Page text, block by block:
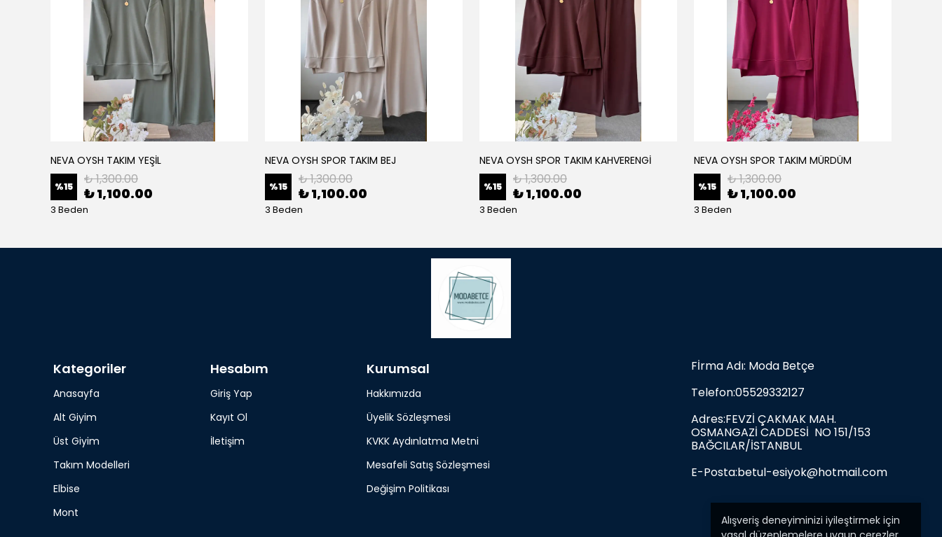
Alışveriş deneyiminizi iyileştirmek için
NEVA OYSH TAKIM YEŞİL
%15 ₺ 1,300.00
₺ 1,100.00
3 Beden
NEVA OYSH SPOR TAKIM BEJ
%15 ₺ 1,300.00
₺ 1,100.00
3 Beden
NEVA OYSH SPOR TAKIM KAHVERENGİ
%15 ₺ 1,300.00
₺ 1,100.00
3 Beden
NEVA OYSH SPOR TAKIM MÜRDÜM
%15 ₺ 1,300.00
₺ 1,100.00
3 Beden
Kategoriler
Anasayfa
Alt Giyim
Üst Giyim
Takım Modelleri
Elbise
Mont
Hesabım
Giriş Yap
Kayıt Ol
İletişim
Kurumsal
Hakkımızda
Üyelik Sözleşmesi
KVKK Aydınlatma Metni
Mesafeli Satış Sözleşmesi
Değişim Politikası
Fİrma Adı: Moda Betçe
Telefon:05529332127
Adres:FEVZİ ÇAKMAK MAH.
OSMANGAZİ CADDESİ NO 151/153
BAĞCILAR/İSTANBUL
E-Posta:betul-esiyok@hotmail.com